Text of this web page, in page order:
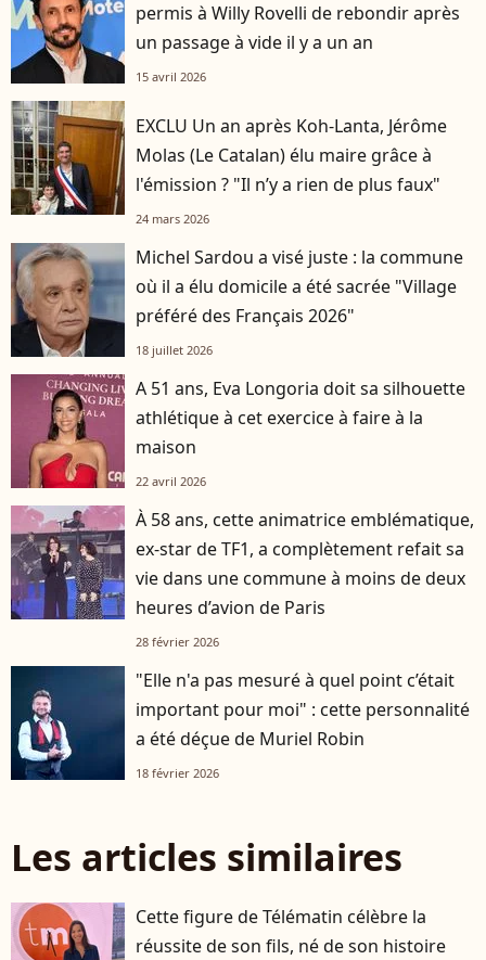
permis à Willy Rovelli de rebondir après
un passage à vide il y a un an
15 avril 2026
EXCLU Un an après Koh-Lanta, Jérôme
Molas (Le Catalan) élu maire grâce à
l'émission ? "Il n’y a rien de plus faux"
24 mars 2026
Michel Sardou a visé juste : la commune
où il a élu domicile a été sacrée "Village
préféré des Français 2026"
18 juillet 2026
A 51 ans, Eva Longoria doit sa silhouette
athlétique à cet exercice à faire à la
maison
22 avril 2026
À 58 ans, cette animatrice emblématique,
ex-star de TF1, a complètement refait sa
vie dans une commune à moins de deux
heures d’avion de Paris
28 février 2026
"Elle n'a pas mesuré à quel point c’était
important pour moi" : cette personnalité
a été déçue de Muriel Robin
18 février 2026
Les articles similaires
Cette figure de Télématin célèbre la
réussite de son fils, né de son histoire